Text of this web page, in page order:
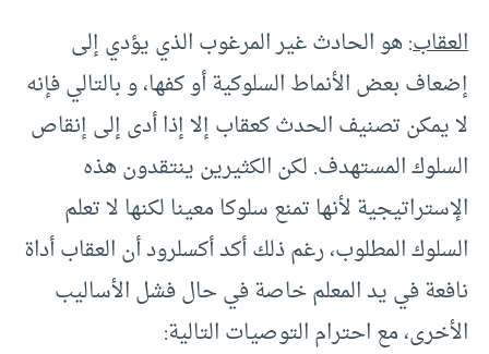
العقاب: هو الحادث غير المرغوب الذي يؤدي إلى
إضعاف بعض الأنماط السلوكية أو كفها، و بالتالي فإنه
لا يمكن تصنيف الحدث كعقاب إلا إذا أدى إلى إنقاص
السلوك المستهدف. لكن الكثيرين ينتقدون هذه
الإستراتيجية لأنها تمنع سلوكا معينا لكنها لا تعلم
السلوك المطلوب، رغم ذلك أكد أكسلرود أن العقاب أداة
نافعة في يد المعلم خاصة في حال فشل الأساليب
الأخرى، مع احترام التوصيات التالية: